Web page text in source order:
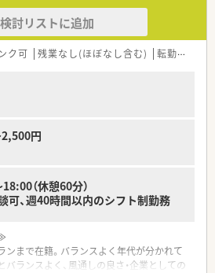
バランスよく、働きやすい環境が整っていま
検討リストに追加
ク可 残業なし(ほぼなし含む) 転勤なし
円
（休憩60分）
可、週40時間以内のシフト制勤務
ンまで在籍。バランスよく年代が分かれて
バランスよく、風通しの良さ・企業としての